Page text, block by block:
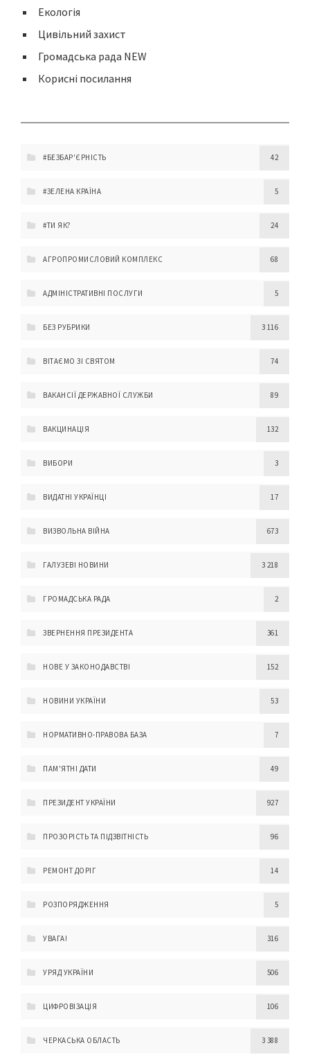
Екологія
Цивільний захист
Громадська рада NEW
Корисні посилання
#БЕЗБАР'ЄРНІСТЬ 42
#ЗЕЛЕНА КРАЇНА 5
#ТИ ЯК? 24
АГРОПРОМИСЛОВИЙ КОМПЛЕКС 68
АДМІНІСТРАТИВНІ ПОСЛУГИ 5
БЕЗ РУБРИКИ 3 116
ВІТАЄМО ЗІ СВЯТОМ 74
ВАКАНСІЇ ДЕРЖАВНОЇ СЛУЖБИ 89
ВАКЦИНАЦІЯ 132
ВИБОРИ 3
ВИДАТНІ УКРАЇНЦІ 17
ВИЗВОЛЬНА ВІЙНА 673
ГАЛУЗЕВІ НОВИНИ 3 218
ГРОМАДСЬКА РАДА 2
ЗВЕРНЕННЯ ПРЕЗИДЕНТА 361
НОВЕ У ЗАКОНОДАВСТВІ 152
НОВИНИ УКРАЇНИ 53
НОРМАТИВНО-ПРАВОВА БАЗА 7
ПАМ'ЯТНІ ДАТИ 49
ПРЕЗИДЕНТ УКРАЇНИ 927
ПРОЗОРІСТЬ ТА ПІДЗВІТНІСТЬ 96
РЕМОНТ ДОРІГ 14
РОЗПОРЯДЖЕННЯ 5
УВАГА! 316
УРЯД УКРАЇНИ 506
ЦИФРОВІЗАЦІЯ 106
ЧЕРКАСЬКА ОБЛАСТЬ 3 388